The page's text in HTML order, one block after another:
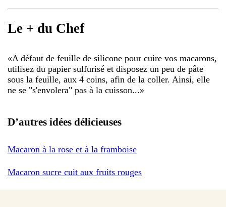
Le + du Chef
«A défaut de feuille de silicone pour cuire vos macarons,
utilisez du papier sulfurisé et disposez un peu de pâte
sous la feuille, aux 4 coins, afin de la coller. Ainsi, elle
ne se "s'envolera" pas à la cuisson...»
D’autres idées délicieuses
Macaron à la rose et à la framboise
Macaron sucre cuit aux fruits rouges